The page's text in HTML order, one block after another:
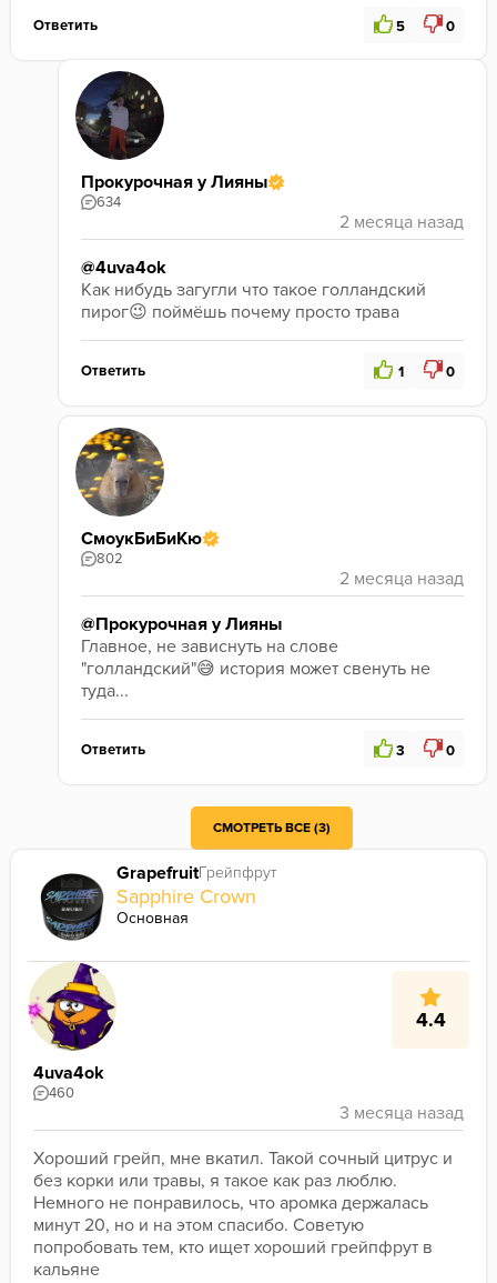
Ответить 5 0
Прокурочная у Лияны
634
@4uva4ok
Как нибудь загугли что такое голландский
пирог😉 поймёшь почему просто трава
Ответить 1 0
СмоукБиБиКю
802
@Прокурочная у Лияны
Главное, не зависнуть на слове
"голландский"😅 история может свенуть не
туда...
Ответить 3 0
СМОТРЕТЬ ВСЕ (3)
GrapefruitГрейпфрут
Sapphire Crown
Основная
4.4
4uva4ok
460
Хороший грейп, мне вкатил. Такой сочный цитрус и
без корки или травы, я такое как раз люблю.
Немного не понравилось, что аромка держалась
минут 20, но и на этом спасибо. Советую
попробовать тем, кто ищет хороший грейпфрут в
кальяне